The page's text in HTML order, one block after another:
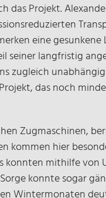
Projekt.
eine gesunkene
seiner langfristig
zugleich
das noch
Zugmaschinen,
hier
konnten mithilfe
konnte sogar